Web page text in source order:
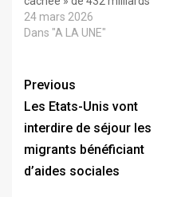
24 mars 2026
Dans "A LA UNE"
Previous
Les Etats-Unis vont
interdire de séjour les
migrants bénéficiant
d’aides sociales